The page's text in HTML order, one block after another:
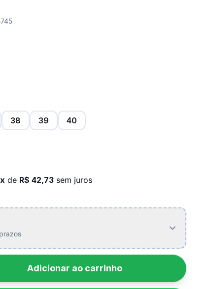
38 39 40
de R$ 42,73 sem juros
Adicionar ao carrinho